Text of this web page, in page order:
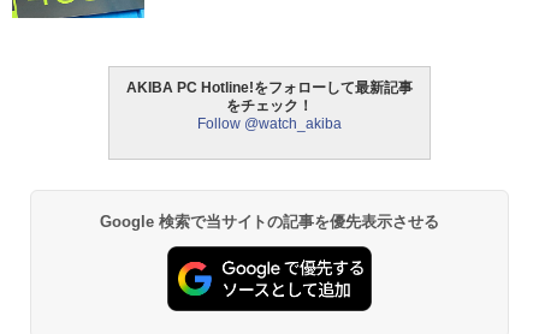
AKIBA PC Hotline!をフォローして最新記事
をチェック！
Follow @watch_akiba
Google 検索で当サイトの記事を優先表示させる